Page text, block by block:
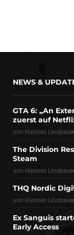
NEWS &
GTA 6: „An
zuerst auf
von Hannes
The Division
Steam
von Hannes
THQ Nordic
von Hannes
Ex Sanguis
Early Access